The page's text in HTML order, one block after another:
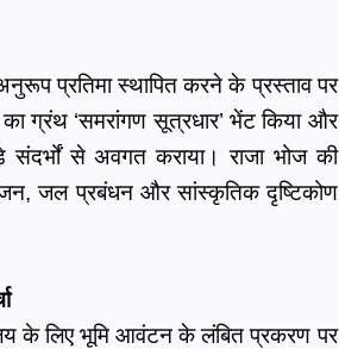
प्रतिमा स्थापित करने के प्रस्ताव पर
ग्रंथ ‘समरांगण सूत्रधार’ भेंट किया और
से अवगत कराया। राजा भोज की
जल प्रबंधन और सांस्कृतिक दृष्टिकोण
के लिए भूमि आवंटन के लंबित प्रकरण पर